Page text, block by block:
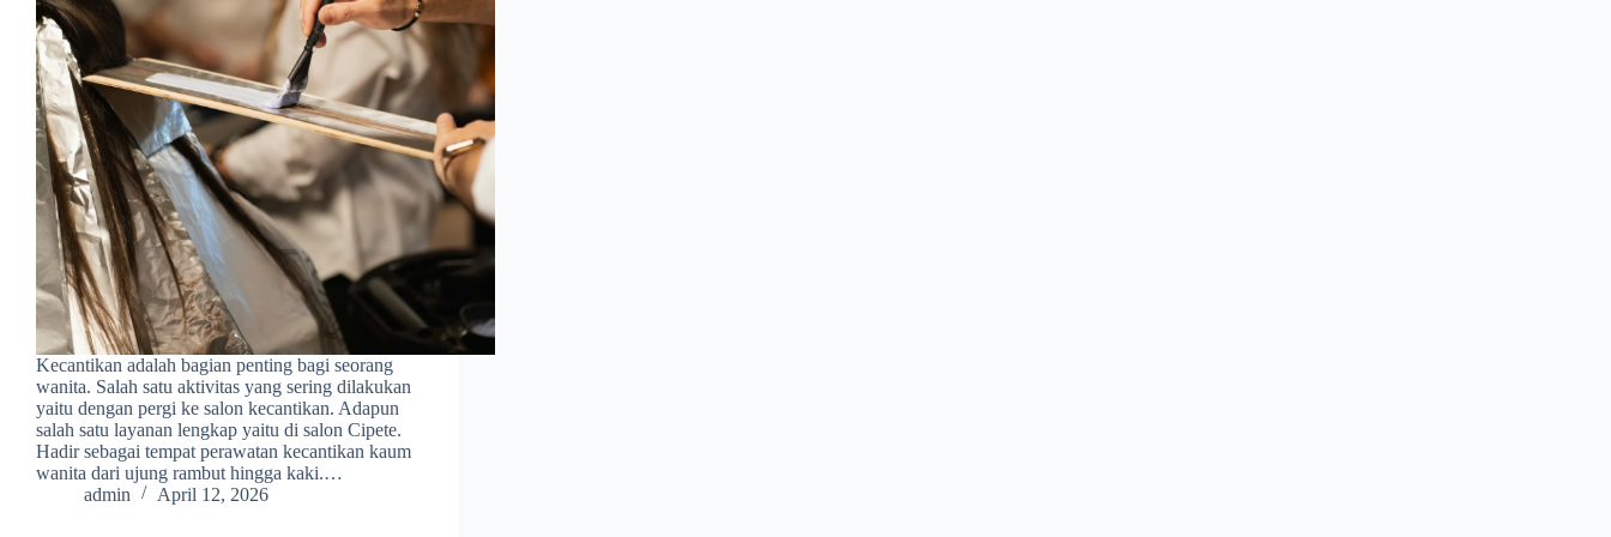
Kecantikan adalah bagian penting bagi seorang
wanita. Salah satu aktivitas yang sering dilakukan
yaitu dengan pergi ke salon kecantikan. Adapun
salah satu layanan lengkap yaitu di salon Cipete.
Hadir sebagai tempat perawatan kecantikan kaum
wanita dari ujung rambut hingga kaki.…
admin
April 12, 2026